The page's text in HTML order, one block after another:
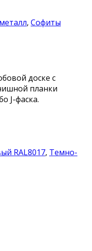
, Софиты
доске с
планки
J-фаска.
RAL8017, Темно-